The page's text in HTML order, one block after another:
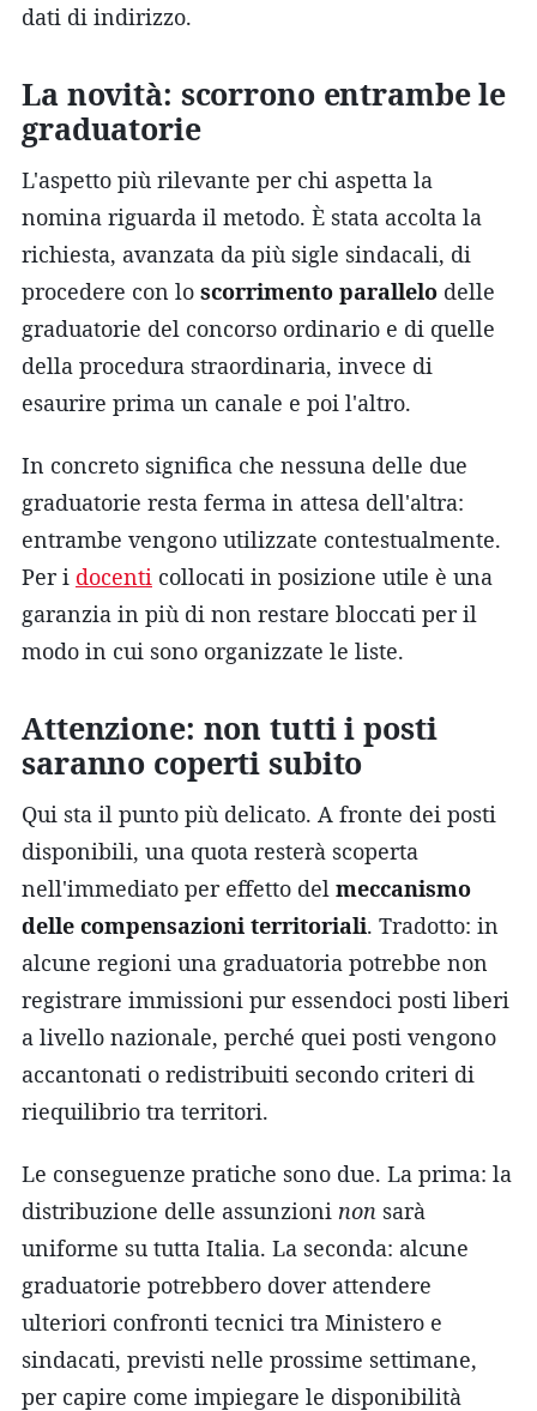
dati di indirizzo.
La novità: scorrono entrambe le
graduatorie
L'aspetto più rilevante per chi aspetta la
nomina riguarda il metodo. È stata accolta la
richiesta, avanzata da più sigle sindacali, di
procedere con lo scorrimento parallelo delle
graduatorie del concorso ordinario e di quelle
della procedura straordinaria, invece di
esaurire prima un canale e poi l'altro.
In concreto significa che nessuna delle due
graduatorie resta ferma in attesa dell'altra:
entrambe vengono utilizzate contestualmente.
Per i docenti collocati in posizione utile è una
garanzia in più di non restare bloccati per il
modo in cui sono organizzate le liste.
Attenzione: non tutti i posti
saranno coperti subito
Qui sta il punto più delicato. A fronte dei posti
disponibili, una quota resterà scoperta
nell'immediato per effetto del meccanismo
delle compensazioni territoriali. Tradotto: in
alcune regioni una graduatoria potrebbe non
registrare immissioni pur essendoci posti liberi
a livello nazionale, perché quei posti vengono
accantonati o redistribuiti secondo criteri di
riequilibrio tra territori.
Le conseguenze pratiche sono due. La prima: la
distribuzione delle assunzioni non sarà
uniforme su tutta Italia. La seconda: alcune
graduatorie potrebbero dover attendere
ulteriori confronti tecnici tra Ministero e
sindacati, previsti nelle prossime settimane,
per capire come impiegare le disponibilità